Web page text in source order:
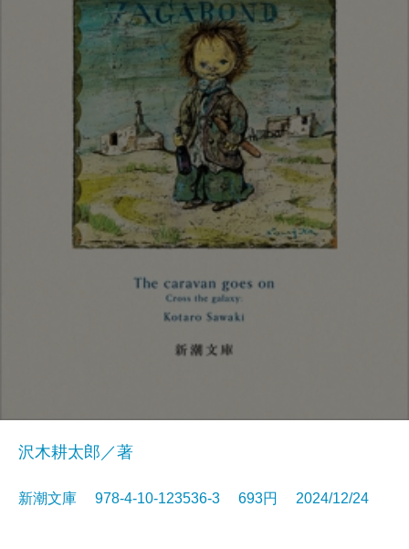
沢木耕太郎／著
新潮文庫 978-4-10-123536-3 693円 2024/12/24